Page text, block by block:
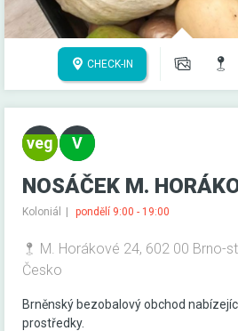
CHECK-IN
NOSÁČEK M.
Koloniál pondělí 9:00 - 19:00
M. Horákové 24, 602 00 Brno-
Česko
Brněnský bezobalový obchod
prostředky.